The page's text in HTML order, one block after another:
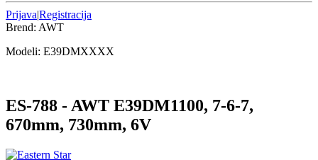
Prijava|Registracija
Brend: AWT
Modeli: E39DMXXXX
ES-788 - AWT E39DM1100, 7-6-7,
670mm, 730mm, 6V